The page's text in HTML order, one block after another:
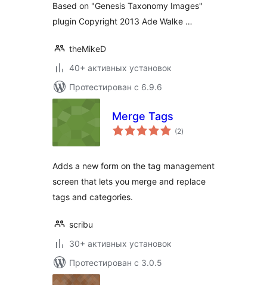
Based on "Genesis Taxonomy Images"
plugin Copyright 2013 Ade Walke …
theMikeD
40+ активных установок
Протестирован с 6.9.6
Merge Tags
(2общий
рейтинг
)
Adds a new form on the tag management
screen that lets you merge and replace
tags and categories.
scribu
30+ активных установок
Протестирован с 3.0.5